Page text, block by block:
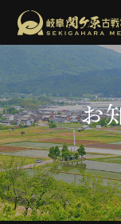
記念館につい
ご利用案内
お知らせ
お